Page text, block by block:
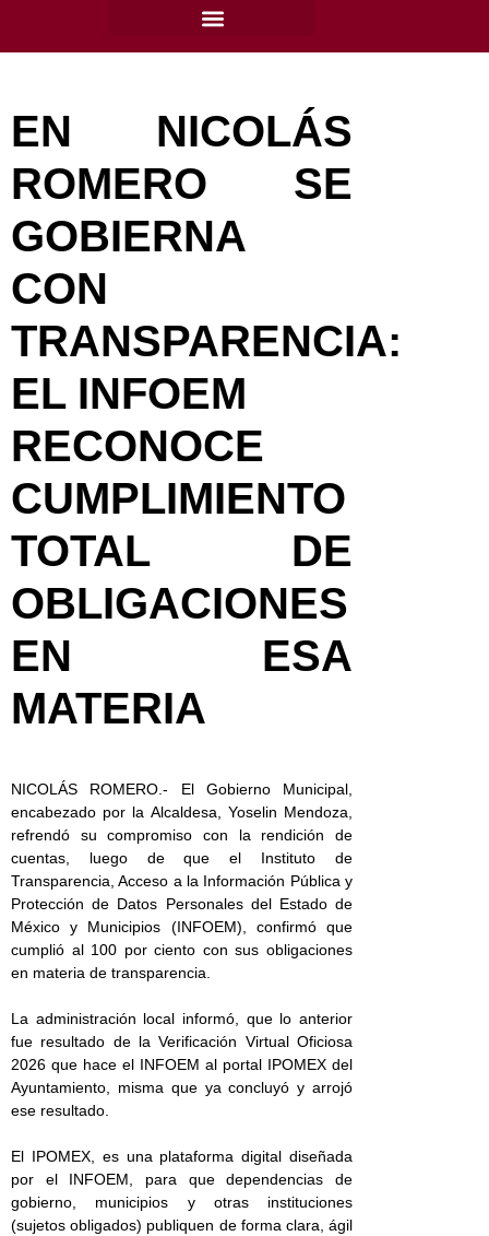
EN NICOLÁS
ROMERO SE
GOBIERNA
CON
TRANSPARENCIA:
EL INFOEM
RECONOCE
CUMPLIMIENTO
TOTAL DE
OBLIGACIONES
EN ESA
MATERIA
NICOLÁS ROMERO.- El Gobierno Municipal,
encabezado por la Alcaldesa, Yoselin Mendoza,
refrendó su compromiso con la rendición de
cuentas, luego de que el Instituto de
Transparencia, Acceso a la Información Pública y
Protección de Datos Personales del Estado de
México y Municipios (INFOEM), confirmó que
cumplió al 100 por ciento con sus obligaciones
en materia de transparencia.
La administración local informó, que lo anterior
fue resultado de la Verificación Virtual Oficiosa
2026 que hace el INFOEM al portal IPOMEX del
Ayuntamiento, misma que ya concluyó y arrojó
ese resultado.
El IPOMEX, es una plataforma digital diseñada
por el INFOEM, para que dependencias de
gobierno, municipios y otras instituciones
(sujetos obligados) publiquen de forma clara, ágil